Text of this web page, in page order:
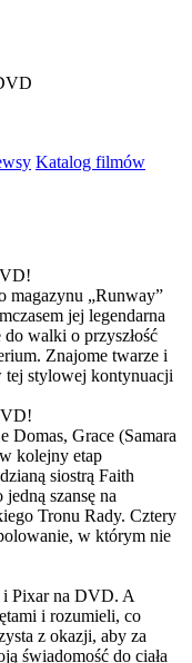
Katalog filmów
magazynu „Runway”
jej legendarna
walki o przyszłość
Znajome twarze i
tej stylowej kontynuacji
Domas, Grace (Samara
kolejny etap
siostrą Faith
szansę na
Tronu Rady. Cztery
w którym nie
i Pixar na DVD. A
i rozumieli, co
z okazji, aby za
świadomość do ciała